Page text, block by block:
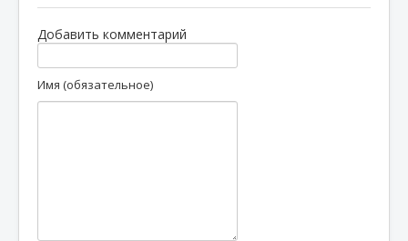
Добавить комментарий
Имя (обязательное)